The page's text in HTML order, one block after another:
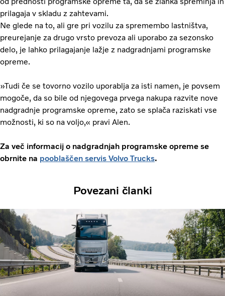
prilagaja v skladu z zahtevami.
Ne glede na to, ali gre pri vozilu za spremembo lastništva,
preurejanje za drugo vrsto prevoza ali uporabo za sezonsko
delo, je lahko prilagajanje lažje z nadgradnjami programske
opreme.
»Tudi če se tovorno vozilo uporablja za isti namen, je povsem
mogoče, da so bile od njegovega prvega nakupa razvite nove
nadgradnje programske opreme, zato se splača raziskati vse
možnosti, ki so na voljo,« pravi Alen.
Za več informacij o nadgradnjah programske opreme se
obrnite na pooblaščen servis Volvo Trucks.
Povezani članki